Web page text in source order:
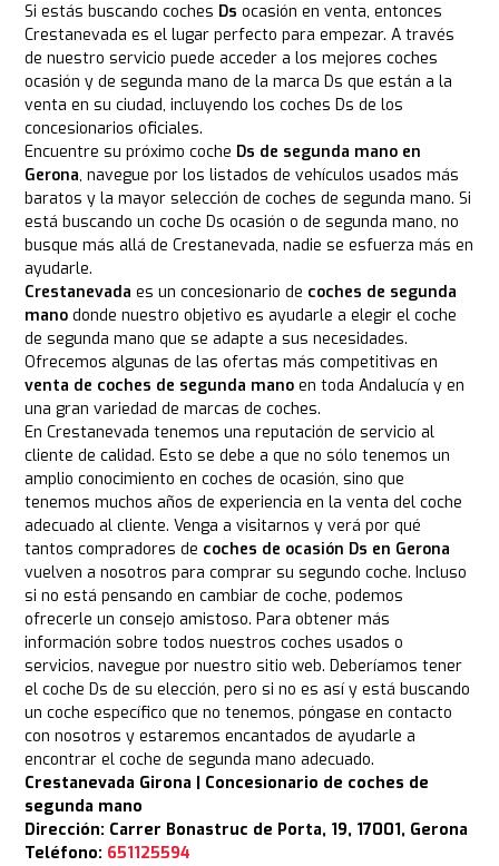
Si estás buscando coches Ds ocasión en venta, entonces
Crestanevada es el lugar perfecto para empezar. A través
de nuestro servicio puede acceder a los mejores coches
ocasión y de segunda mano de la marca Ds que están a la
venta en su ciudad, incluyendo los coches Ds de los
concesionarios oficiales.
Encuentre su próximo coche Ds de segunda mano en
Gerona, navegue por los listados de vehículos usados más
baratos y la mayor selección de coches de segunda mano. Si
está buscando un coche Ds ocasión o de segunda mano, no
busque más allá de Crestanevada, nadie se esfuerza más en
ayudarle.
Crestanevada es un concesionario de coches de segunda
mano donde nuestro objetivo es ayudarle a elegir el coche
de segunda mano que se adapte a sus necesidades.
Ofrecemos algunas de las ofertas más competitivas en
venta de coches de segunda mano en toda Andalucía y en
una gran variedad de marcas de coches.
En Crestanevada tenemos una reputación de servicio al
cliente de calidad. Esto se debe a que no sólo tenemos un
amplio conocimiento en coches de ocasión, sino que
tenemos muchos años de experiencia en la venta del coche
adecuado al cliente. Venga a visitarnos y verá por qué
tantos compradores de coches de ocasión Ds en Gerona
vuelven a nosotros para comprar su segundo coche. Incluso
si no está pensando en cambiar de coche, podemos
ofrecerle un consejo amistoso. Para obtener más
información sobre todos nuestros coches usados o
servicios, navegue por nuestro sitio web. Deberíamos tener
el coche Ds de su elección, pero si no es así y está buscando
un coche específico que no tenemos, póngase en contacto
con nosotros y estaremos encantados de ayudarle a
encontrar el coche de segunda mano adecuado.
Crestanevada Girona | Concesionario de coches de
segunda mano
Dirección: Carrer Bonastruc de Porta, 19, 17001, Gerona
Teléfono: 651125594